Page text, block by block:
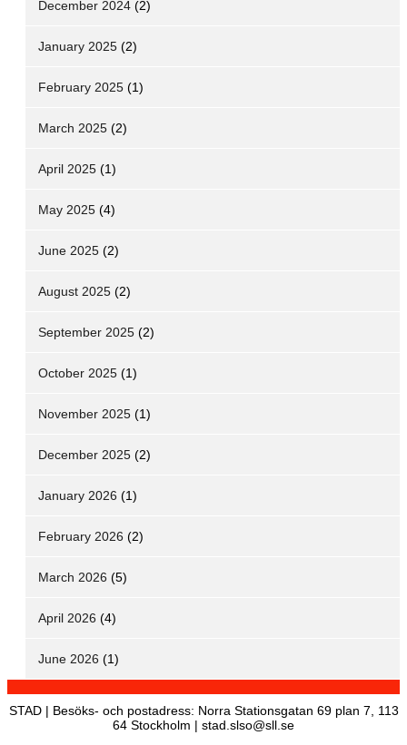
December 2024 (2)
January 2025 (2)
February 2025 (1)
March 2025 (2)
April 2025 (1)
May 2025 (4)
June 2025 (2)
August 2025 (2)
September 2025 (2)
October 2025 (1)
November 2025 (1)
December 2025 (2)
January 2026 (1)
February 2026 (2)
March 2026 (5)
April 2026 (4)
June 2026 (1)
STAD | Besöks- och postadress: Norra Stationsgatan 69 plan 7, 113
64 Stockholm | stad.slso@sll.se